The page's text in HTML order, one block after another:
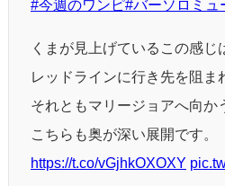
#今週のワンピ#バーソロミュ
くまが見上げているこの感じ
レッドラインに行き先を阻ま
それともマリージョアへ向か
こちらも奥が深い展開です。
https://t.co/vGjhkOXOXY